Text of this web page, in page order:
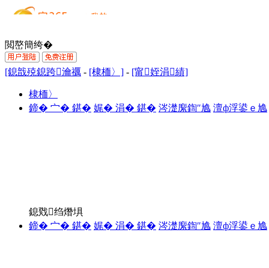
閲嶅簡绔�
[鎴戠殑鎴跨瀹禲 - [棣栭〉] - [甯姪涓績]
棣栭〉
鍗� 宀� 鍖� 娓� 涓� 鍖� 涔濋緳鍧″尯 澶ф浮鍙ｅ尯
鎴戣绉熸埧
鍗� 宀� 鍖� 娓� 涓� 鍖� 涔濋緳鍧″尯 澶ф浮鍙ｅ尯